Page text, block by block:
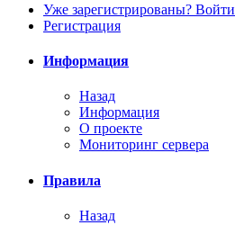
Уже зарегистрированы? Войти
Регистрация
Информация
Назад
Информация
О проекте
Мониторинг сервера
Правила
Назад